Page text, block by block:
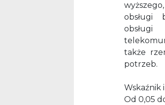
obsługi
także
potrzeb.
Wskaźnik
Od 0,05